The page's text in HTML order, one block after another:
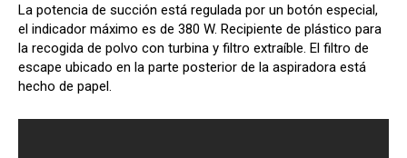
La potencia de succión está regulada por un botón especial,
el indicador máximo es de 380 W. Recipiente de plástico para
la recogida de polvo con turbina y filtro extraíble. El filtro de
escape ubicado en la parte posterior de la aspiradora está
hecho de papel.